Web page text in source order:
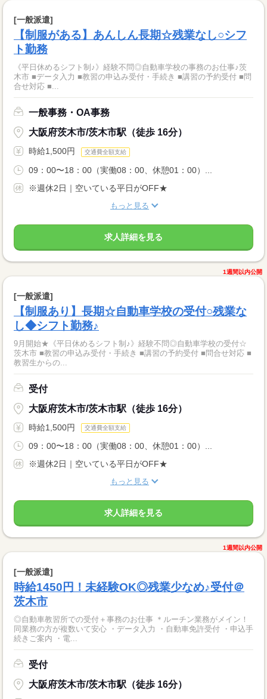
[一般派遣]
【制服がある】あんしん長期☆残業なし○シフ
ト勤務
《平日休めるシフト制♪》経験不問◎自動車学校の事務のお仕事♪茨
木市 ■データ入力 ■教習の申込み受付・手続き ■講習の予約受付 ■問
合せ対応 ■...
一般事務・OA事務
大阪府茨木市/茨木市駅（徒歩 16分）
時給1,500円 交通費全額支給
09：00〜18：00（実働08：00、休憩01：00）...
※週休2日｜空いている平日がOFF★
もっと見る
求人詳細を見る
1週間以内公開
[一般派遣]
【制服あり】長期☆自動車学校の受付○残業な
し◆シフト勤務♪
9月開始★《平日休めるシフト制♪》経験不問◎自動車学校の受付☆
茨木市 ■教習の申込み受付・手続き ■講習の予約受付 ■問合せ対応 ■
教習生からの...
受付
大阪府茨木市/茨木市駅（徒歩 16分）
時給1,500円 交通費全額支給
09：00〜18：00（実働08：00、休憩01：00）...
※週休2日｜空いている平日がOFF★
もっと見る
求人詳細を見る
1週間以内公開
[一般派遣]
時給1450円！未経験OK◎残業少なめ♪受付＠
茨木市
◎自動車教習所での受付＋事務のお仕事 ＊ルーチン業務がメイン！
同業務の方が複数いて安心 ・データ入力 ・自動車免許受付 ・申込手
続きご案内 ・電...
受付
大阪府茨木市/茨木市駅（徒歩 16分）